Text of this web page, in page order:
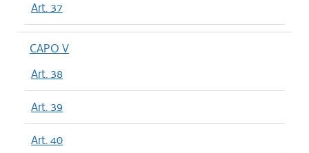
Art. 37
CAPO V
Art. 38
Art. 39
Art. 40